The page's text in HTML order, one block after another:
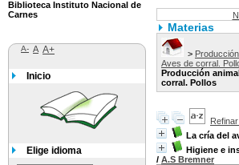
Materias
>
Aves de corral.
Producción
corral. Pollos
La cría del
Higiene e
/ A.S Bremner
Biblioteca Instituto Nacional de
Carnes
A- A A+
Inicio
Elige idioma